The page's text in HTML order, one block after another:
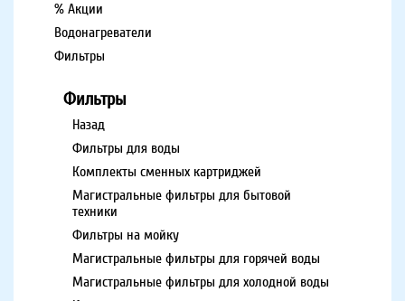
% Акции
Водонагреватели
Фильтры
Фильтры
Назад
Фильтры для воды
Комплекты сменных картриджей
Магистральные фильтры для бытовой
техники
Фильтры на мойку
Магистральные фильтры для горячей воды
Магистральные фильтры для холодной воды